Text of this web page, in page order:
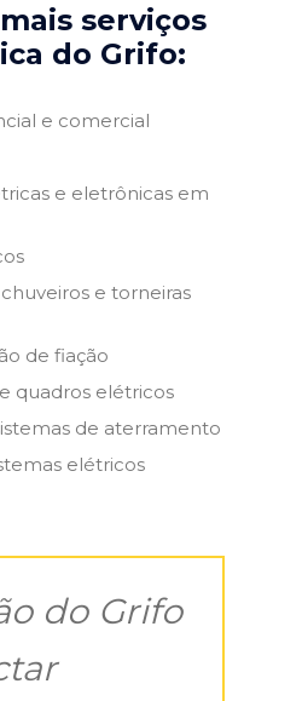
serviços
do Grifo:
e comercial
e eletrônicas em
e torneiras
de fiação
quadros elétricos
de aterramento
elétricos
do Grifo